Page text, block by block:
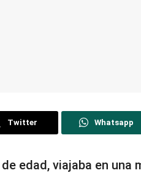
Twitter Whatsapp
edad, viajaba en una